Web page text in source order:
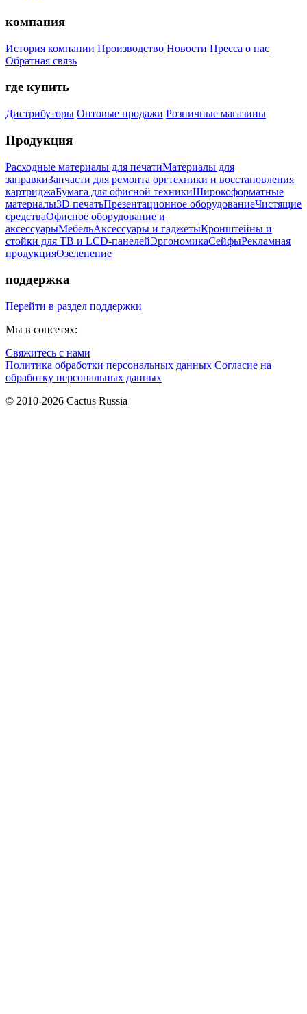
компания
История компании Производство Новости Пресса о нас
Обратная связь
где купить
Дистрибуторы Оптовые продажи Розничные магазины
Продукция
Расходные материалы для печатиМатериалы для
заправкиЗапчасти для ремонта оргтехники и восстановления
картриджаБумага для офисной техникиШирокоформатные
материалы3D печатьПрезентационное оборудованиеЧистящие
средстваОфисное оборудование и
аксессуарыМебельАксессуары и гаджетыКронштейны и
стойки для ТВ и LCD-панелейЭргономикаСейфыРекламная
продукцияОзеленение
поддержка
Перейти в раздел поддержки
Мы в соцсетях:
Свяжитесь с нами
Политика обработки персональных данных Согласие на
обработку персональных данных
© 2010-2026 Cactus Russia